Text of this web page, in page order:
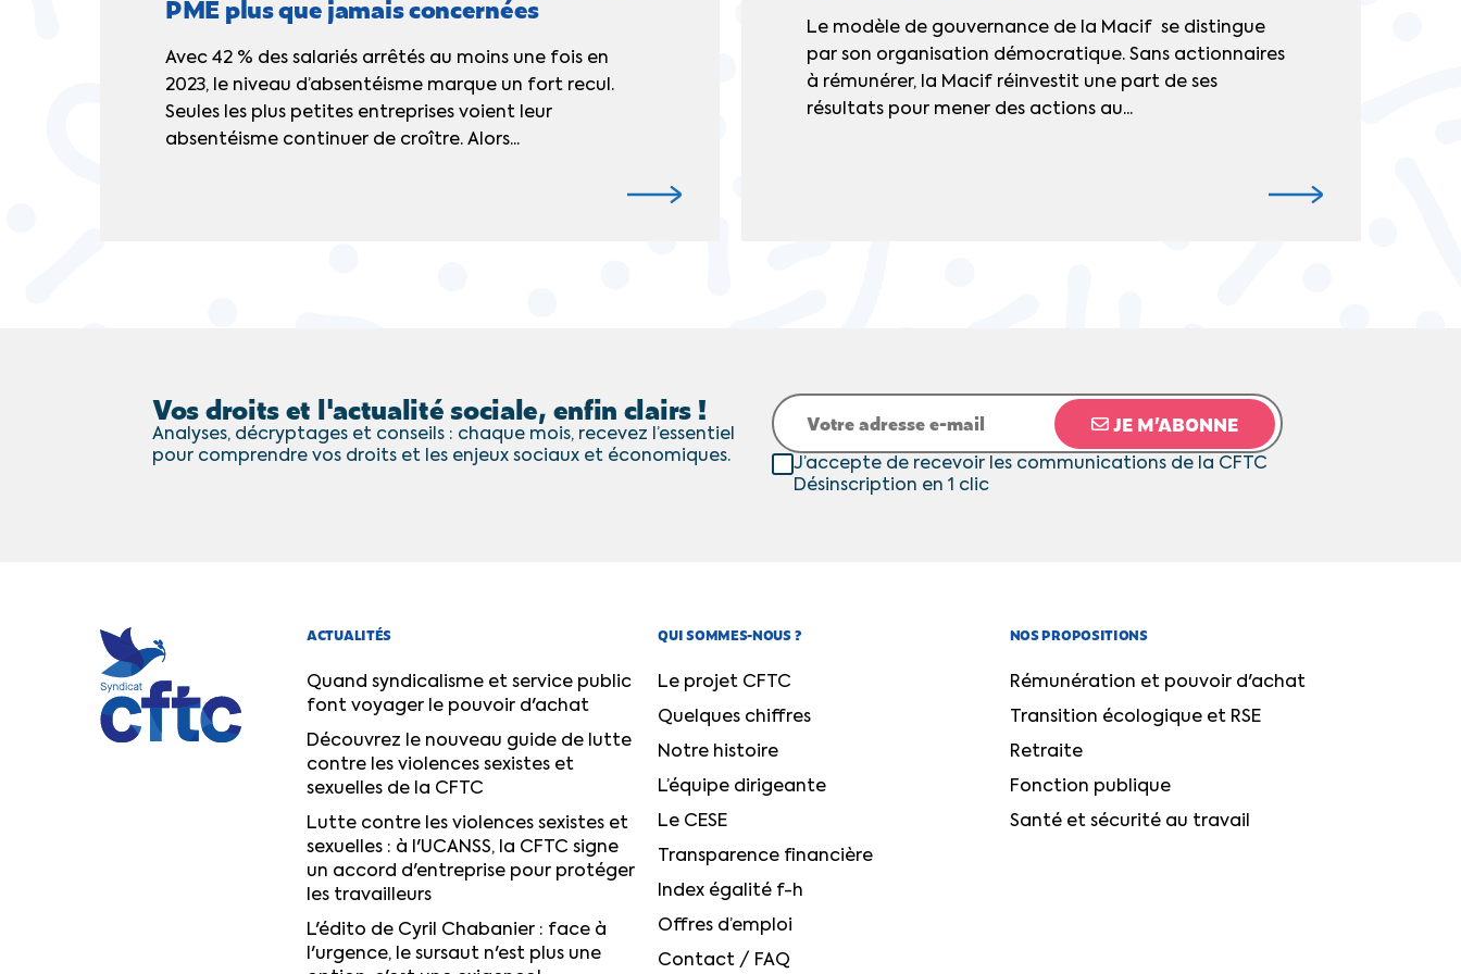
PME plus que jamais concernées
Avec 42 % des salariés arrêtés au moins une fois en
2023, le niveau d’absentéisme marque un fort recul.
Seules les plus petites entreprises voient leur
absentéisme continuer de croître. Alors...
Le modèle de gouvernance de la Macif se distingue
par son organisation démocratique. Sans actionnaires
à rémunérer, la Macif réinvestit une part de ses
résultats pour mener des actions au...
Vos droits et l'actualité sociale, enfin clairs !
Analyses, décryptages et conseils : chaque mois, recevez l’essentiel
pour comprendre vos droits et les enjeux sociaux et économiques.
JE M’ABONNE
J’accepte de recevoir les communications de la CFTC
Désinscription en 1 clic
ACTUALITÉS
Quand syndicalisme et service public
font voyager le pouvoir d'achat
Découvrez le nouveau guide de lutte
contre les violences sexistes et
sexuelles de la CFTC
Lutte contre les violences sexistes et
sexuelles : à l'UCANSS, la CFTC signe
un accord d'entreprise pour protéger
les travailleurs
L'édito de Cyril Chabanier : face à
l'urgence, le sursaut n'est plus une
QUI SOMMES-NOUS ?
Le projet CFTC
Quelques chiffres
Notre histoire
L’équipe dirigeante
Le CESE
Transparence financière
Index égalité f-h
Offres d’emploi
Contact / FAQ
NOS PROPOSITIONS
Rémunération et pouvoir d'achat
Transition écologique et RSE
Retraite
Fonction publique
Santé et sécurité au travail